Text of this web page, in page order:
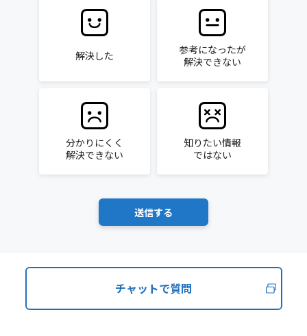
解決した
参考になったが
解決できない
分かりにくく
解決できない
知りたい情報
ではない
チャットで質問